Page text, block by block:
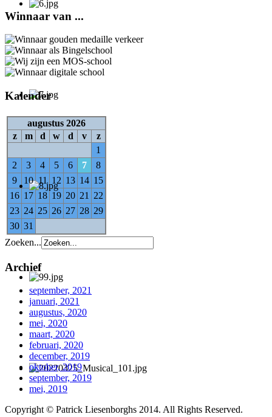
Winnaar van ...
Kalender
augustus 2026
z
m d w d v
z
1
2
3 4 5 6 7
8
9
10 11 12 13 14 15
16 17 18 19 20 21
22
23 24 25 26 27 28 29
30 31
Zoeken...
Archief
september, 2021
januari, 2021
augustus, 2020
mei, 2020
maart, 2020
februari, 2020
december, 2019
oktober, 2019
september, 2019
mei, 2019
Copyright © Patrick Liesenborghs 2014. All Rights Reserved.